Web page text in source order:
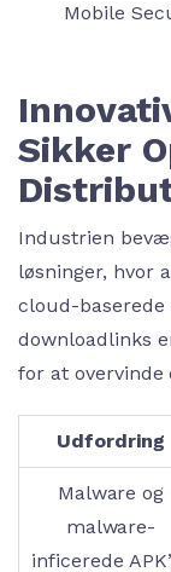
Mobile
Sikker
Industrien
løsninger, hvor
cloud-
downloadlinks
for at
Udfordring
Malware og
malware-
inficerede